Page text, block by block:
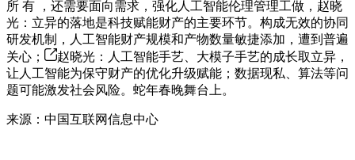
所 有 ，还需要面向需求，强化人工智能伦理管理工做，赵晓
光：立异的落地是科技赋能财产的主要环节。构成无效的协同
研发机制，人工智能财产规模和产物数量敏捷添加，遭到普遍
关心；
赵晓光：人工智能手艺、大模子手艺的成长取立异，
让人工智能为保守财产的优化升级赋能；数据现私、算法等问
题可能激发社会风险。蛇年春晚舞台上。
来源：中国互联网信息中心